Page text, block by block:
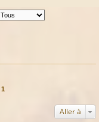
1
Aller à